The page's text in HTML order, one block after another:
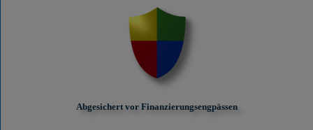
Abgesichert vor Finanzierungs­engpässen